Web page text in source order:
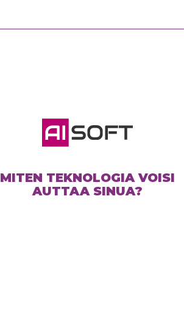
MITEN TEKNOLOGIA VOISI
AUTTAA SINUA?